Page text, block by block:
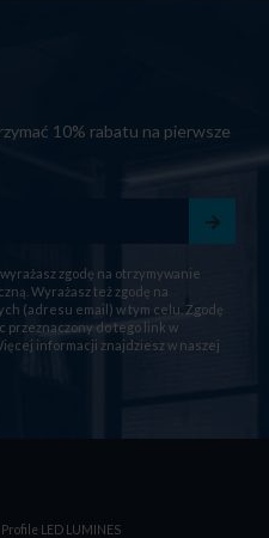
10% rabatu na pierwsze
zgodę na otrzymywanie
Wyrażasz też zgodę na
(adresu email) w tym celu. Zgodę
przeznaczony do tego link w
informacji znajdziesz w naszej
Profile LED LUMINES